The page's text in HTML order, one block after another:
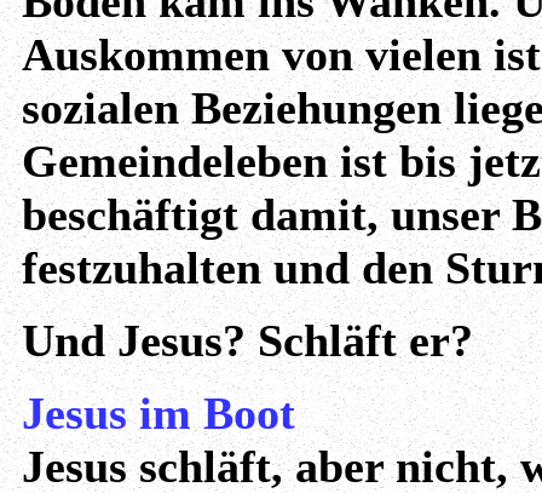
Auskommen von vielen
sozialen Beziehungen
Gemeindeleben ist bis
beschäftigt damit, unser
festzuhalten und den
Und Jesus? Schläft er?
Jesus im Boot
Jesus schläft, aber nicht,